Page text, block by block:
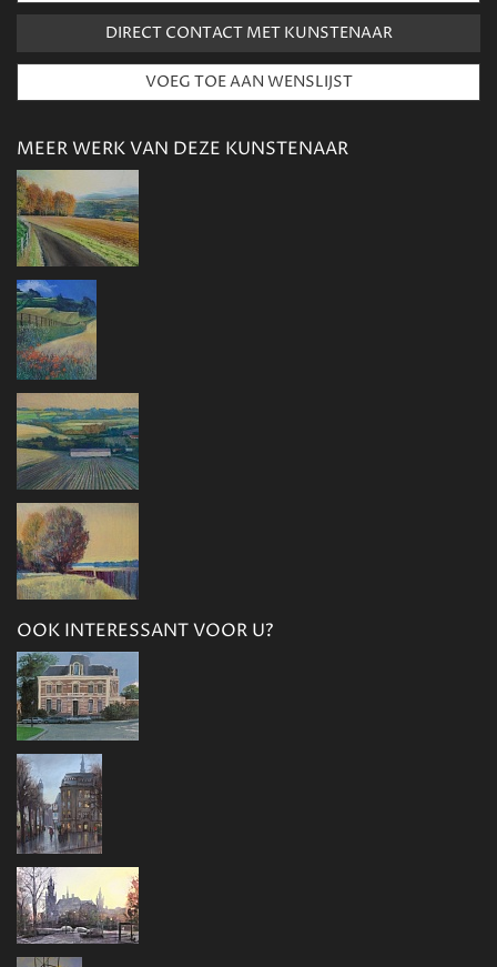
DIRECT CONTACT MET KUNSTENAAR
MEER WERK VAN DEZE KUNSTENAAR
OOK INTERESSANT VOOR U?